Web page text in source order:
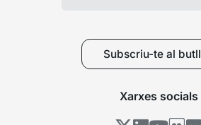
Subscriu-te al
Xarxes socials